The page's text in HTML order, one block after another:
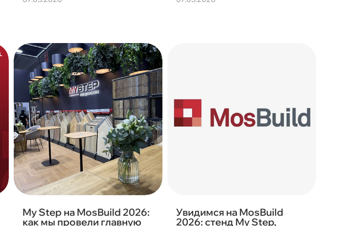
My Step на MosBuild 2026:
как мы провели главную
Увидимся на MosBuild
2026: стенд My Step,